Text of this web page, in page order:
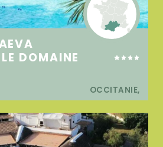
DOMAINE
OCCITANIE,